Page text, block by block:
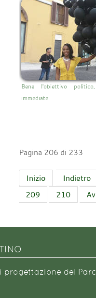
Bene l'obiettivo
immediate
Pagina 206 di 233
Inizio Indietro
209
210
del